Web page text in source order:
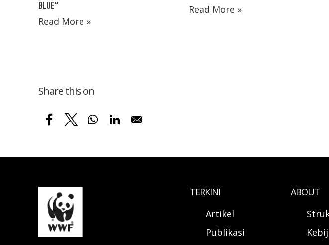
BLUE”
Read More »
Read More »
Share this on
TERKINI
Artikel
Publikasi
ABOUT